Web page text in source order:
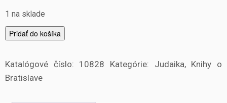
1 na sklade
m
n
ž
s
Pridať do košíka
Katalógové číslo: 10828 Kategórie: Judaika, Knihy o
Bratislave